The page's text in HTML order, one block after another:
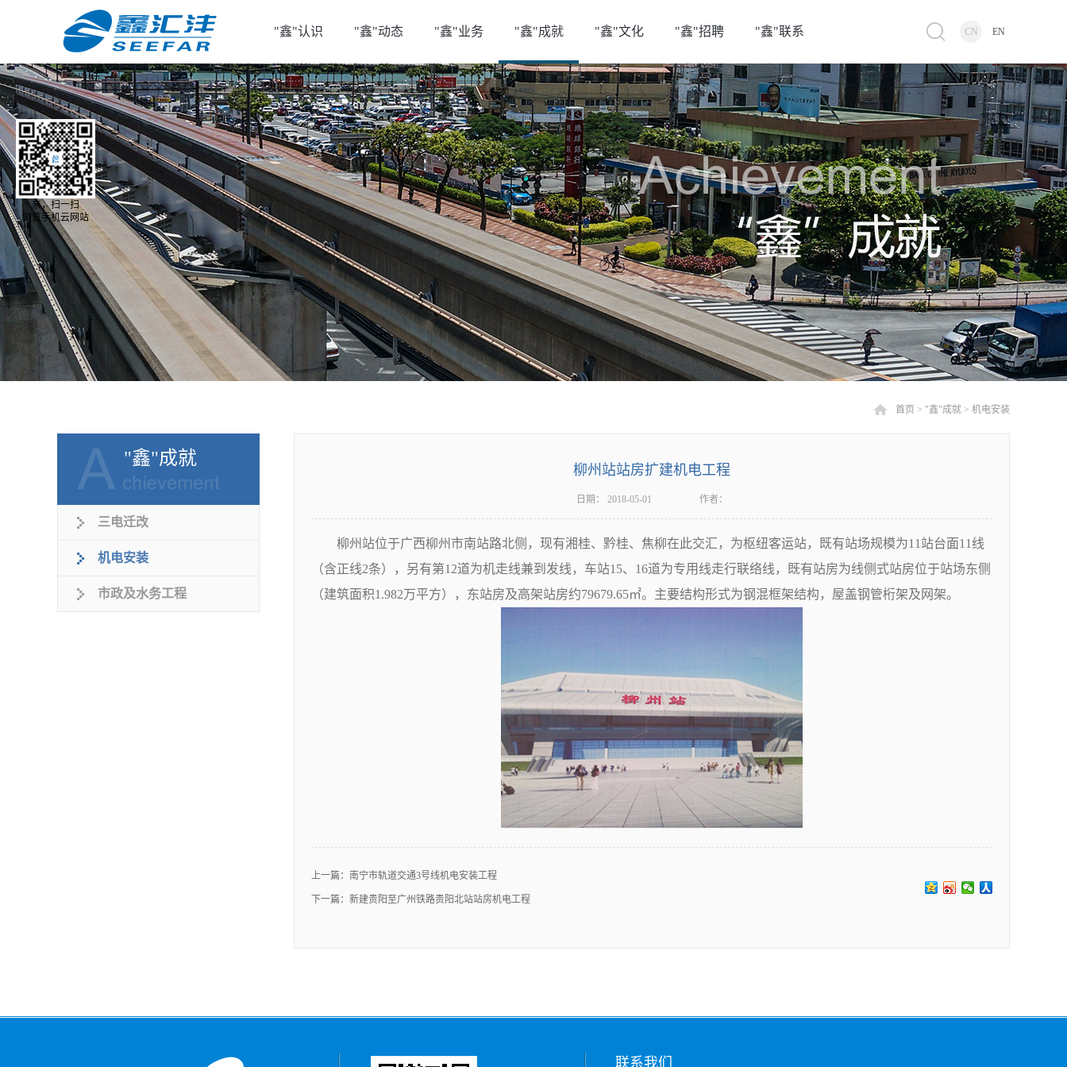
"鑫"认识 "鑫"动态 "鑫"业务 "鑫"成就 "鑫"文化 "鑫"招聘 "鑫"联系 CN EN
首页 > "鑫"成就 > 机电安装
"鑫"成就
三电迁改
机电安装
市政及水务工程
柳州站站房扩建机电工程
日期： 2018-05-01 作者：
柳州站位于广西柳州市南站路北侧，现有湘桂、黔桂、焦柳在此交汇，为枢纽客运站，既有站场规模为11站台面11线
（含正线2条），另有第12道为机走线兼到发线，车站15、16道为专用线走行联络线，既有站房为线侧式站房位于站场东侧
（建筑面积1.982万平方），东站房及高架站房约79679.65㎡。主要结构形式为钢混框架结构，屋盖钢管桁架及网架。
上一篇： 南宁市轨道交通3号线机电安装工程
下一篇： 新建贵阳至广州铁路贵阳北站站房机电工程
联系我们
亲，扫一扫
浏览手机云网站